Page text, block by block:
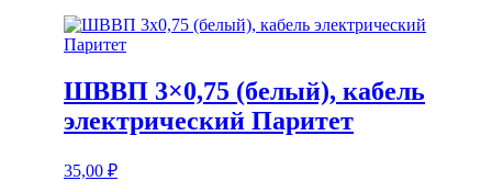
ШВВП 3×0,75 (белый), кабель
электрический Паритет
35,00 ₽